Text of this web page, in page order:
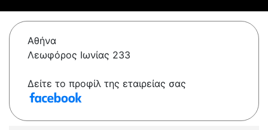
Αθήνα
Λεωφόρος Ιωνίας 233
Δείτε το προφίλ της εταιρείας σας